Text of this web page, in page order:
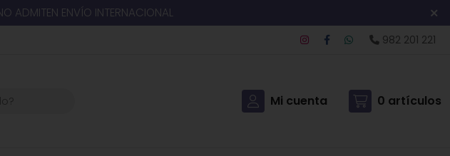
ADMITEN ENVÍO INTERNACIONAL
982 201 221
Mi cuenta 0 artículos